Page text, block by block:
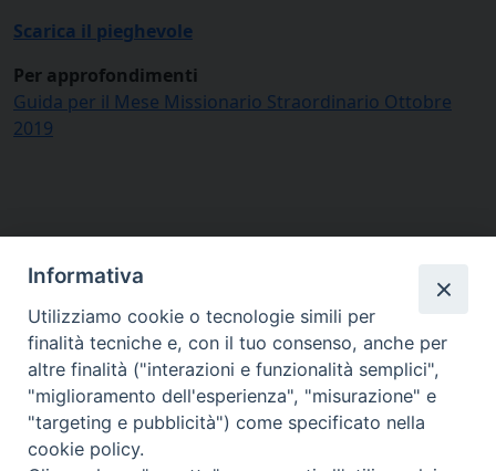
Scarica il pieghevole
Per approfondimenti
Guida per il Mese Missionario Straordinario Ottobre
2019
Informativa
Utilizziamo cookie o tecnologie simili per
finalità tecniche e, con il tuo consenso, anche per
altre finalità ("interazioni e funzionalità semplici",
"miglioramento dell'esperienza", "misurazione" e
"targeting e pubblicità") come specificato nella
cookie policy.